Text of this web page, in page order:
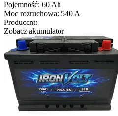
Pojemność: 60 Ah
Moc rozruchowa: 540 A
Producent:
Zobacz akumulator